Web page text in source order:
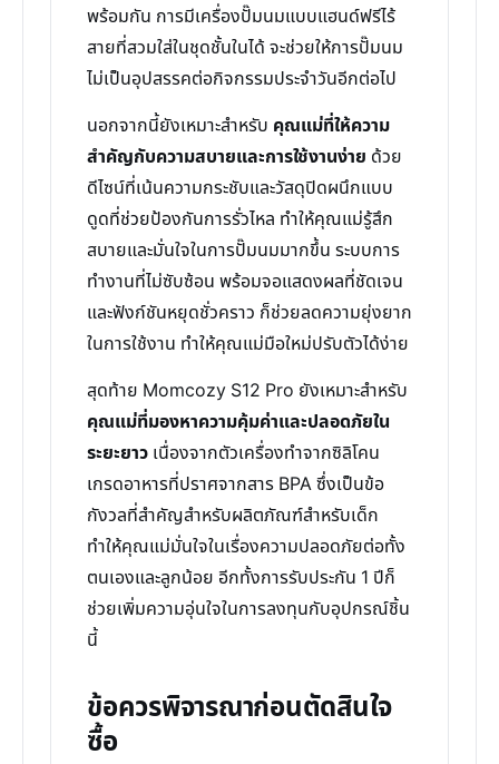
พร้อมกัน การมีเครื่องปั๊มนมแบบแฮนด์ฟรีไร้
สายที่สวมใส่ในชุดชั้นในได้ จะช่วยให้การปั๊มนม
ไม่เป็นอุปสรรคต่อกิจกรรมประจำวันอีกต่อไป
นอกจากนี้ยังเหมาะสำหรับ คุณแม่ที่ให้ความ
สำคัญกับความสบายและการใช้งานง่าย ด้วย
ดีไซน์ที่เน้นความกระชับและวัสดุปิดผนึกแบบ
ดูดที่ช่วยป้องกันการรั่วไหล ทำให้คุณแม่รู้สึก
สบายและมั่นใจในการปั๊มนมมากขึ้น ระบบการ
ทำงานที่ไม่ซับซ้อน พร้อมจอแสดงผลที่ชัดเจน
และฟังก์ชันหยุดชั่วคราว ก็ช่วยลดความยุ่งยาก
ในการใช้งาน ทำให้คุณแม่มือใหม่ปรับตัวได้ง่าย
สุดท้าย Momcozy S12 Pro ยังเหมาะสำหรับ
คุณแม่ที่มองหาความคุ้มค่าและปลอดภัยใน
ระยะยาว เนื่องจากตัวเครื่องทำจากซิลิโคน
เกรดอาหารที่ปราศจากสาร BPA ซึ่งเป็นข้อ
กังวลที่สำคัญสำหรับผลิตภัณฑ์สำหรับเด็ก
ทำให้คุณแม่มั่นใจในเรื่องความปลอดภัยต่อทั้ง
ตนเองและลูกน้อย อีกทั้งการรับประกัน 1 ปีก็
ช่วยเพิ่มความอุ่นใจในการลงทุนกับอุปกรณ์ชิ้น
นี้
ข้อควรพิจารณาก่อนตัดสินใจ
ซื้อ